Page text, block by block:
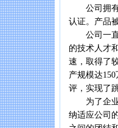
公司拥有
认证。产品
公司一直
的技术人才
速，取得了
产规模达
评，实现了
为了企业
纳适应公司